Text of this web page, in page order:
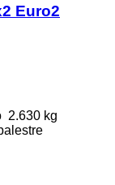
Euro2
2.630 kg